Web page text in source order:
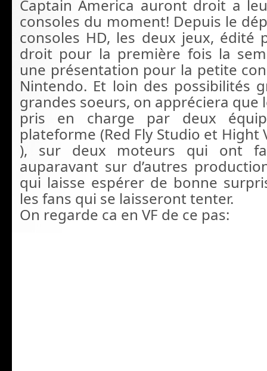
Captain America auront droit a
consoles du moment! Depuis le
consoles HD, les deux jeux, édité
droit pour la première fois la
une présentation pour la petite
Nintendo. Et loin des possibilités
grandes soeurs, on appréciera que
pris en charge par deux
plateforme (Red Fly Studio et Hight
), sur deux moteurs qui ont
auparavant sur d’autres
qui laisse espérer de bonne
les fans qui se laisseront tenter.
On regarde ca en VF de ce pas: